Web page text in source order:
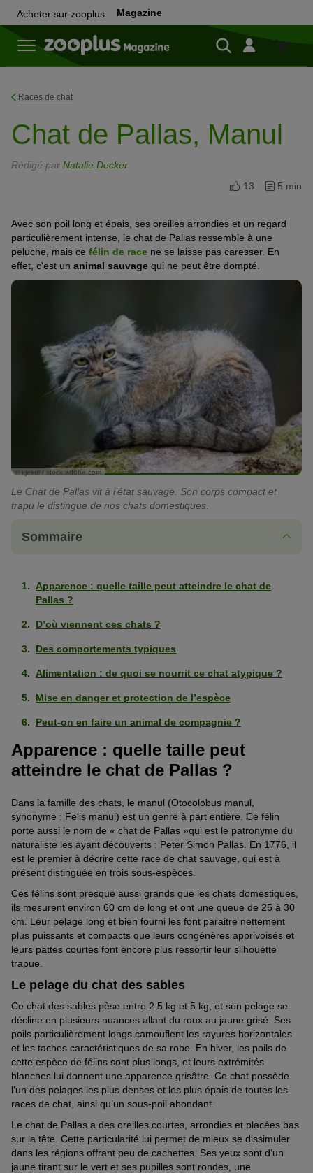
Acheter sur zooplus Magazine
Races de chat
Chat de Pallas, Manul
Rédigé par Natalie Decker
13
5 min
Avec son poil long et épais, ses oreilles arrondies et un regard
particulièrement intense, le chat de Pallas ressemble à une
peluche, mais ce félin de race ne se laisse pas caresser. En
effet, c'est un animal sauvage qui ne peut être dompté.
© kjekol / stock.adobe.com
Le Chat de Pallas vit à l’état sauvage. Son corps compact et
trapu le distingue de nos chats domestiques.
Sommaire
Apparence : quelle taille peut atteindre le chat de
Pallas ?
D’où viennent ces chats ?
Des comportements typiques
Alimentation : de quoi se nourrit ce chat atypique ?
Mise en danger et protection de l’espèce
Peut-on en faire un animal de compagnie ?
Apparence : quelle taille peut
atteindre le chat de Pallas ?
Dans la famille des chats, le manul (Otocolobus manul,
synonyme : Felis manul) est un genre à part entière. Ce félin
porte aussi le nom de « chat de Pallas »qui est le patronyme du
naturaliste les ayant découverts : Peter Simon Pallas. En 1776, il
est le premier à décrire cette race de chat sauvage, qui est à
présent distinguée en trois sous-espèces.
Ces félins sont presque aussi grands que les chats domestiques,
ils mesurent environ 60 cm de long et ont une queue de 25 à 30
cm. Leur pelage long et bien fourni les font paraitre nettement
plus puissants et compacts que leurs congénères apprivoisés et
leurs pattes courtes font encore plus ressortir leur silhouette
trapue.
Le pelage du chat des sables
Ce chat des sables pèse entre 2.5 kg et 5 kg, et son pelage se
décline en plusieurs nuances allant du roux au jaune grisé. Ses
poils particulièrement longs camouflent les rayures horizontales
et les taches caractéristiques de sa robe. En hiver, les poils de
cette espèce de félins sont plus longs, et leurs extrémités
blanches lui donnent une apparence grisâtre. Ce chat possède
l’un des pelages les plus denses et les plus épais de toutes les
races de chat, ainsi qu’un sous-poil abondant.
Le chat de Pallas a des oreilles courtes, arrondies et placées bas
sur la tête. Cette particularité lui permet de mieux se dissimuler
dans les régions offrant peu de cachettes. Ses yeux sont d’un
jaune tirant sur le vert et ses pupilles sont rondes, une